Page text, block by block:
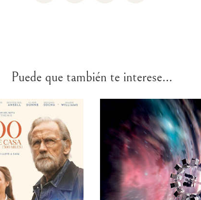
Puede que también te interese...